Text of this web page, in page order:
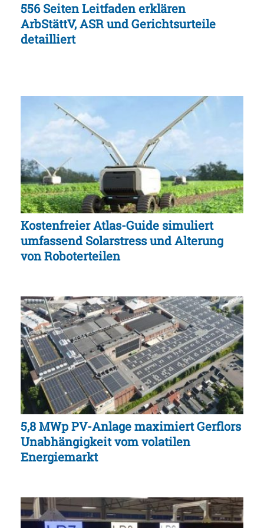
556 Seiten Leitfaden erklären
ArbStättV, ASR und Gerichtsurteile
detailliert
Kostenfreier Atlas-Guide simuliert
umfassend Solarstress und Alterung
von Roboterteilen
5,8 MWp PV-Anlage maximiert Gerflors
Unabhängigkeit vom volatilen
Energiemarkt